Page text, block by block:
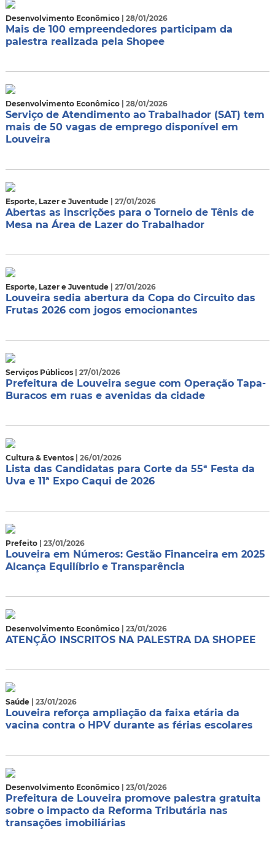
Desenvolvimento Econômico | 28/01/2026
Mais de 100 empreendedores participam da
palestra realizada pela Shopee
Desenvolvimento Econômico | 28/01/2026
Serviço de Atendimento ao Trabalhador (SAT) tem
mais de 50 vagas de emprego disponível em
Louveira
Esporte, Lazer e Juventude | 27/01/2026
Abertas as inscrições para o Torneio de Tênis de
Mesa na Área de Lazer do Trabalhador
Esporte, Lazer e Juventude | 27/01/2026
Louveira sedia abertura da Copa do Circuito das
Frutas 2026 com jogos emocionantes
Serviços Públicos | 27/01/2026
Prefeitura de Louveira segue com Operação Tapa-
Buracos em ruas e avenidas da cidade
Cultura & Eventos | 26/01/2026
Lista das Candidatas para Corte da 55ª Festa da
Uva e 11ª Expo Caqui de 2026
Prefeito | 23/01/2026
Louveira em Números: Gestão Financeira em 2025
Alcança Equilíbrio e Transparência
Desenvolvimento Econômico | 23/01/2026
ATENÇÃO INSCRITOS NA PALESTRA DA SHOPEE
Saúde | 23/01/2026
Louveira reforça ampliação da faixa etária da
vacina contra o HPV durante as férias escolares
Desenvolvimento Econômico | 23/01/2026
Prefeitura de Louveira promove palestra gratuita
sobre o impacto da Reforma Tributária nas
transações imobiliárias